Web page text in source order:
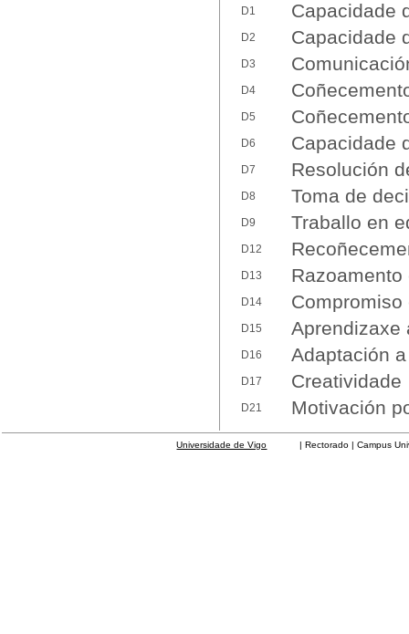
D1 Capacidade
D2 Capacidade
D3
D4
D5
D6 Capacidade
D7 Resolución
D8 Toma de
D9 Traballo en
D12
D13 Razoamento
D14 Compromiso
D15 Aprendizaxe
D16 Adaptación
D17 Creatividade
D21 Motivación
Universidade de Vigo | Rectorado | Campus